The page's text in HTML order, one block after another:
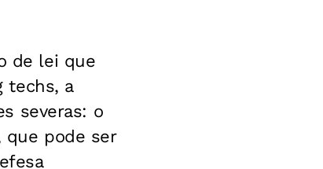
de lei que
techs, a
severas: o
que pode ser